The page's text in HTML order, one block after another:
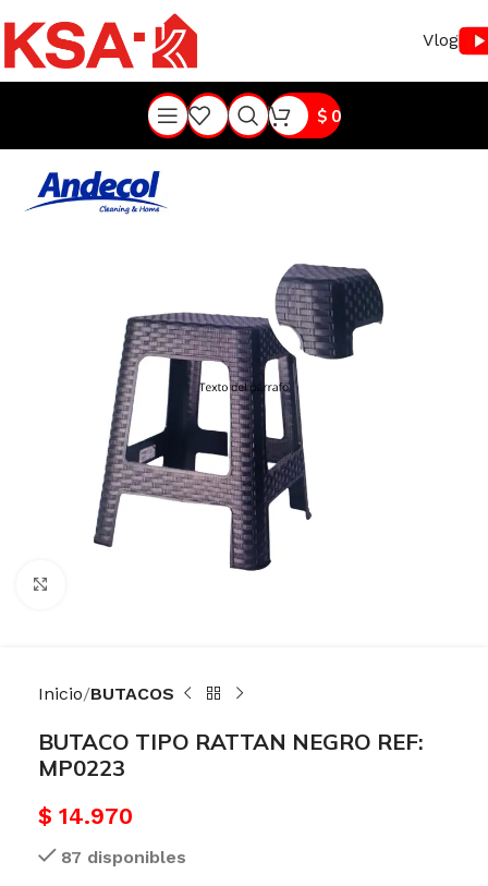
Vlog
$0
Inicio BUTACOS
BUTACO TIPO RATTAN NEGRO REF:
MP0223
$ 14.970
87 disponibles